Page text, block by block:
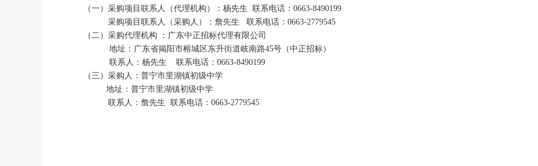
（一）采购项目联系人（代理机构）：杨先生 联系电话： 0663-8490199
采购项目联系人（采购人）： 詹先生 联系电话： 0663-2779545
（二）采购代理机构
：广东中正招标代理有限公司
地址：广东省揭阳市榕城区东升街道岐南路45号（中正招标）
联系人：杨先生
联系电话： 0663-8490199
（三）采购人： 普宁市里湖镇初级中学
地址： 普宁市里湖镇初级中学
联系人： 詹先生 联系电话： 0663-2779545